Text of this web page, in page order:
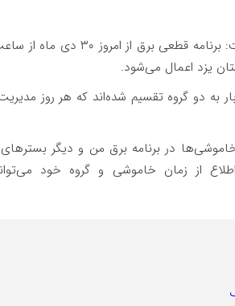
به دو گروه تقسیم شده‌اند که هر روز
در برنامه برق من و دیگر
از زمان خاموشی و گروه خود